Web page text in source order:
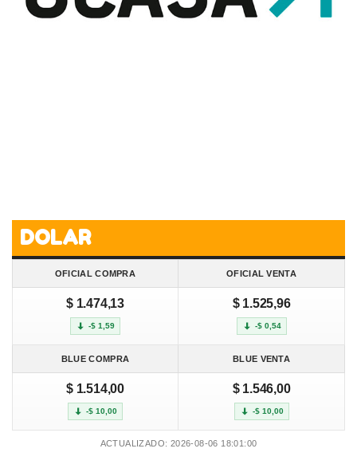
DOLAR
OFICIAL COMPRA OFICIAL VENTA
$ 1.474,13
-$ 1,59
$ 1.525,96
-$ 0,54
BLUE COMPRA BLUE VENTA
$ 1.514,00
-$ 10,00
$ 1.546,00
-$ 10,00
ACTUALIZADO: 2026-08-06 18:01:00